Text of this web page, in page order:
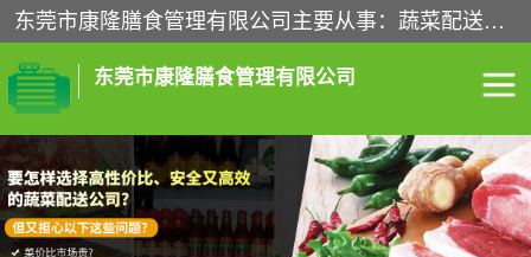
东莞市康隆膳食管理有限公司主要从事：蔬菜配送、食堂承包、企业工厂食堂承包、机关单位食堂承包、调味品配送、粮油配送、干货配送、副食配送、水果配送、海鲜配送等业务，东莞蔬菜配送电话，咨询在线客服。
东莞市康隆膳食管理有限公司
食堂承包 蔬菜配送